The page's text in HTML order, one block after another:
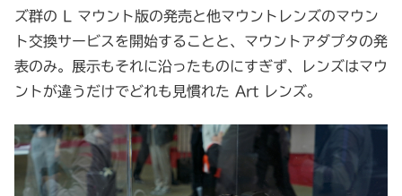
ズ群の L マウント版の発売と他マウントレンズのマウン
ト交換サービスを開始することと、マウントアダプタの発
表のみ。展示もそれに沿ったものにすぎず、レンズはマウ
ントが違うだけでどれも見慣れた Art レンズ。